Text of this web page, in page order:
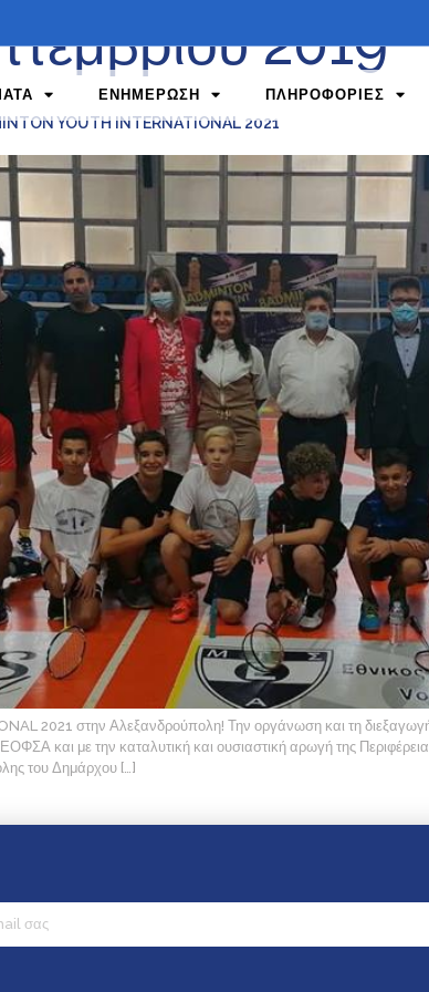
ΕΝΗΜΕΡΩΣΗ ΠΛΗΡΟΦΟΡΙΕΣ
2019
YOUTH INTERNATIONAL 2021
2021 στην Αλεξανδρούπολη! Την οργάνωση και τη
και με την καταλυτική και ουσιαστική αρωγή της
του Δημάρχου […]